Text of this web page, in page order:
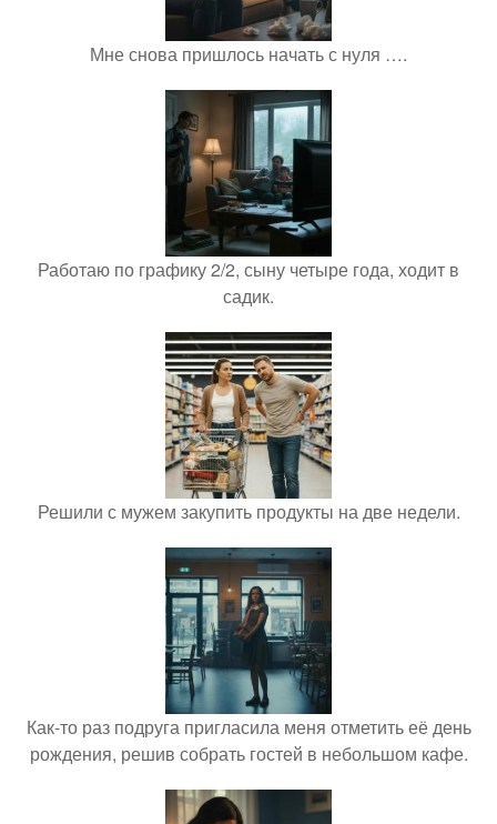
Мне снова пришлось начать с нуля ….
Работаю по графику 2/2, сыну четыре года, ходит в
садик.
Решили с мужем закупить продукты на две недели.
Как-то раз подруга пригласила меня отметить её день
рождения, решив собрать гостей в небольшом кафе.